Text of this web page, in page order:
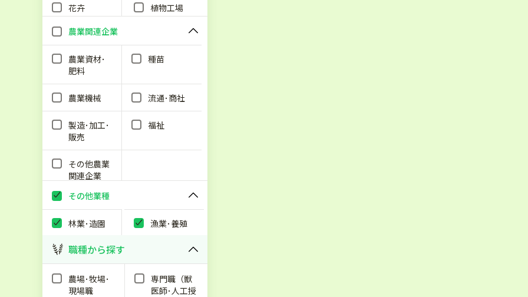
花卉
植物工場
農業関連企業
農業資材･
肥料
種苗
農業機械 流通･商社
製造･加工･
販売
福祉
その他農業
関連企業
その他業種
林業･造園 漁業･養殖
職種から探す
農場･牧場･
現場職
専門職（獣
医師･人工授